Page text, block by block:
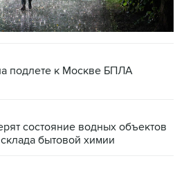
подлете к Москве БПЛА
состояние водных объектов
бытовой химии